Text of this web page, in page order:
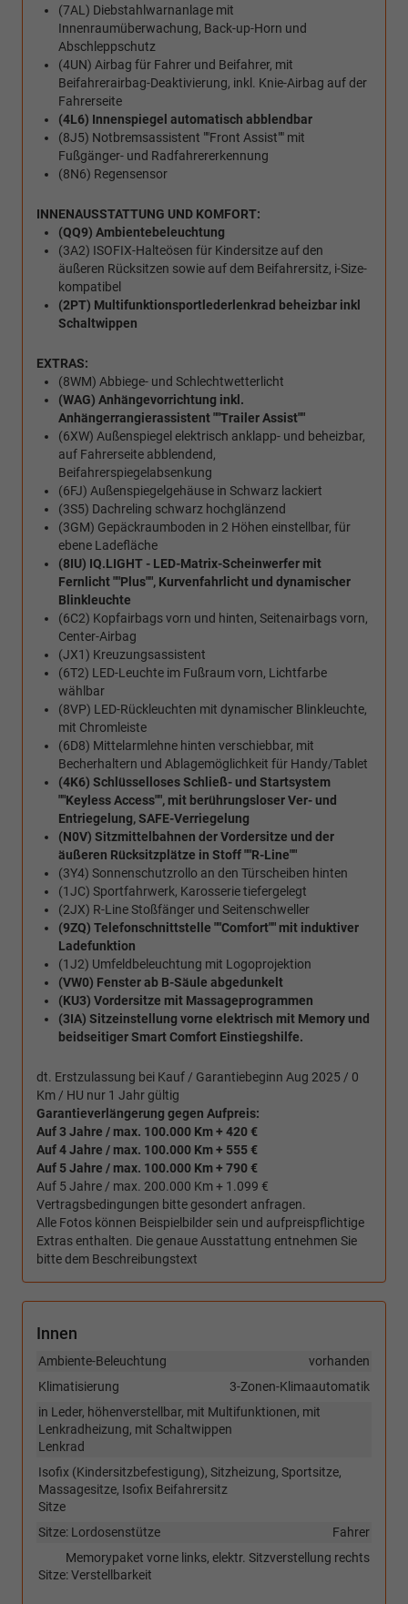
(7AL) Diebstahlwarnanlage mit
Innenraumüberwachung, Back-up-Horn und
Abschleppschutz
(4UN) Airbag für Fahrer und Beifahrer, mit
Beifahrerairbag-Deaktivierung, inkl. Knie-Airbag auf der
Fahrerseite
(4L6) Innenspiegel automatisch abblendbar
(8J5) Notbremsassistent ""Front Assist"" mit
Fußgänger- und Radfahrererkennung
(8N6) Regensensor
INNENAUSSTATTUNG UND KOMFORT:
(QQ9) Ambientebeleuchtung
(3A2) ISOFIX-Halteösen für Kindersitze auf den
äußeren Rücksitzen sowie auf dem Beifahrersitz, i-Size-
kompatibel
(2PT) Multifunktionsportlederlenkrad beheizbar inkl
Schaltwippen
EXTRAS:
(8WM) Abbiege- und Schlechtwetterlicht
(WAG) Anhängevorrichtung inkl.
Anhängerrangierassistent ""Trailer Assist""
(6XW) Außenspiegel elektrisch anklapp- und beheizbar,
auf Fahrerseite abblendend,
Beifahrerspiegelabsenkung
(6FJ) Außenspiegelgehäuse in Schwarz lackiert
(3S5) Dachreling schwarz hochglänzend
(3GM) Gepäckraumboden in 2 Höhen einstellbar, für
ebene Ladefläche
(8IU) IQ.LIGHT - LED-Matrix-Scheinwerfer mit
Fernlicht ""Plus"", Kurvenfahrlicht und dynamischer
Blinkleuchte
(6C2) Kopfairbags vorn und hinten, Seitenairbags vorn,
Center-Airbag
(JX1) Kreuzungsassistent
(6T2) LED-Leuchte im Fußraum vorn, Lichtfarbe
wählbar
(8VP) LED-Rückleuchten mit dynamischer Blinkleuchte,
mit Chromleiste
(6D8) Mittelarmlehne hinten verschiebbar, mit
Becherhaltern und Ablagemöglichkeit für Handy/Tablet
(4K6) Schlüsselloses Schließ- und Startsystem
""Keyless Access"", mit berührungsloser Ver- und
Entriegelung, SAFE-Verriegelung
(N0V) Sitzmittelbahnen der Vordersitze und der
äußeren Rücksitzplätze in Stoff ""R-Line""
(3Y4) Sonnenschutzrollo an den Türscheiben hinten
(1JC) Sportfahrwerk, Karosserie tiefergelegt
(2JX) R-Line Stoßfänger und Seitenschweller
(9ZQ) Telefonschnittstelle ""Comfort"" mit induktiver
Ladefunktion
(1J2) Umfeldbeleuchtung mit Logoprojektion
(VW0) Fenster ab B-Säule abgedunkelt
(KU3) Vordersitze mit Massageprogrammen
(3IA) Sitzeinstellung vorne elektrisch mit Memory und
beidseitiger Smart Comfort Einstiegshilfe.
dt. Erstzulassung bei Kauf / Garantiebeginn Aug 2025 / 0
Km / HU nur 1 Jahr gültig
Garantieverlängerung gegen Aufpreis:
Auf 3 Jahre / max. 100.000 Km + 420 €
Auf 4 Jahre / max. 100.000 Km + 555 €
Auf 5 Jahre / max. 100.000 Km + 790 €
Auf 5 Jahre / max. 200.000 Km + 1.099 €
Vertragsbedingungen bitte gesondert anfragen.
Alle Fotos können Beispielbilder sein und aufpreispflichtige
Extras enthalten. Die genaue Ausstattung entnehmen Sie
bitte dem Beschreibungstext
Innen
vorhanden
Ambiente-Beleuchtung
3-Zonen-Klimaautomatik
Klimatisierung
in Leder, höhenverstellbar, mit Multifunktionen, mit
Lenkradheizung, mit Schaltwippen
Lenkrad
Isofix (Kindersitzbefestigung), Sitzheizung, Sportsitze,
Massagesitze, Isofix Beifahrersitz
Sitze
Fahrer
Sitze: Lordosenstütze
Memorypaket vorne links, elektr. Sitzverstellung rechts
Sitze: Verstellbarkeit